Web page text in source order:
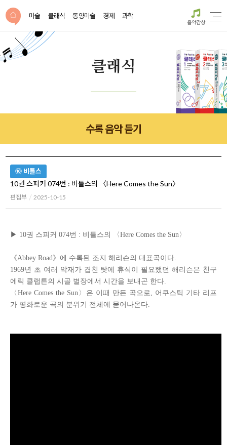
미술 클래식 동양미술 경제 과학
음악감상
클래식
수록 음악 듣기
⑩ 비틀스
10권 스피커 074번 : 비틀스의 〈Here Comes the Sun〉
편집부 2025-10-15
▶ 10권 스피커 074번 : 비틀스의 〈Here Comes the Sun〉
《Abbey Road》에 수록된 조지 해리슨의 대표곡이다.
1969년 초 여러 악재가 겹친 탓에 휴식이 필요했던 해리슨은 친구
에릭 클랩튼의 시골 별장에서 시간을 보내곤 한다.
〈Here Comes the Sun〉은 이때 만든 곡으로, 어쿠스틱 기타 리프
가 평화로운 곡의 분위기 전체에 묻어나온다.